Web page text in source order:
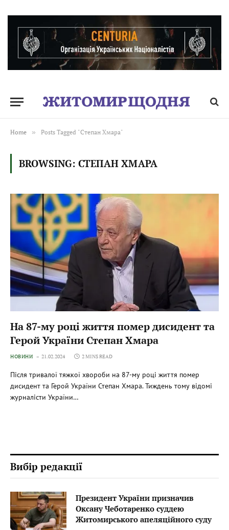
Home » Posts Tagged "Степан Хмара"
BROWSING: СТЕПАН ХМАРА
На 87-му році життя помер дисидент та
Герой України Степан Хмара
НОВИНИ 21.02.2024 2 MINS READ
Після тривалої тяжкої хвороби на 87-му році життя помер
дисидент та Герой України Степан Хмара. Тиждень тому відомі
журналісти України…
Вибір редакції
Президент України призначив
Оксану Чеботаренко суддею
Житомирського апеляційного суду